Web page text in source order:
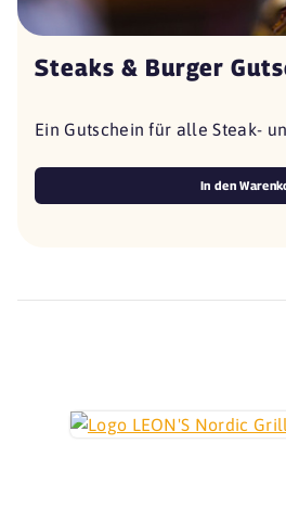
Steaks & Burger
Ein Gutschein für alle Steak-
In den